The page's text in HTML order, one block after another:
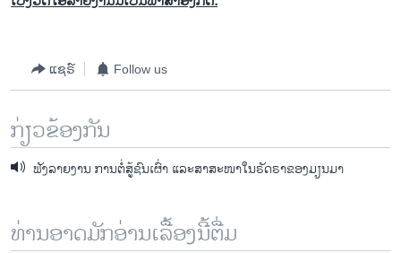
ແຊຣ໌ Follow us
ກ່ຽວຂ້ອງກັນ
ຟັງລາຍງານ ການຕໍ່ສູ້ຊົນເຜົ່າ ແລະສາສະໜາໃນຣັດຣາຂອງມຽນມາ
ທ່ານອາດມັກອ່ານເລື້ອງນີ້ຕື່ມ